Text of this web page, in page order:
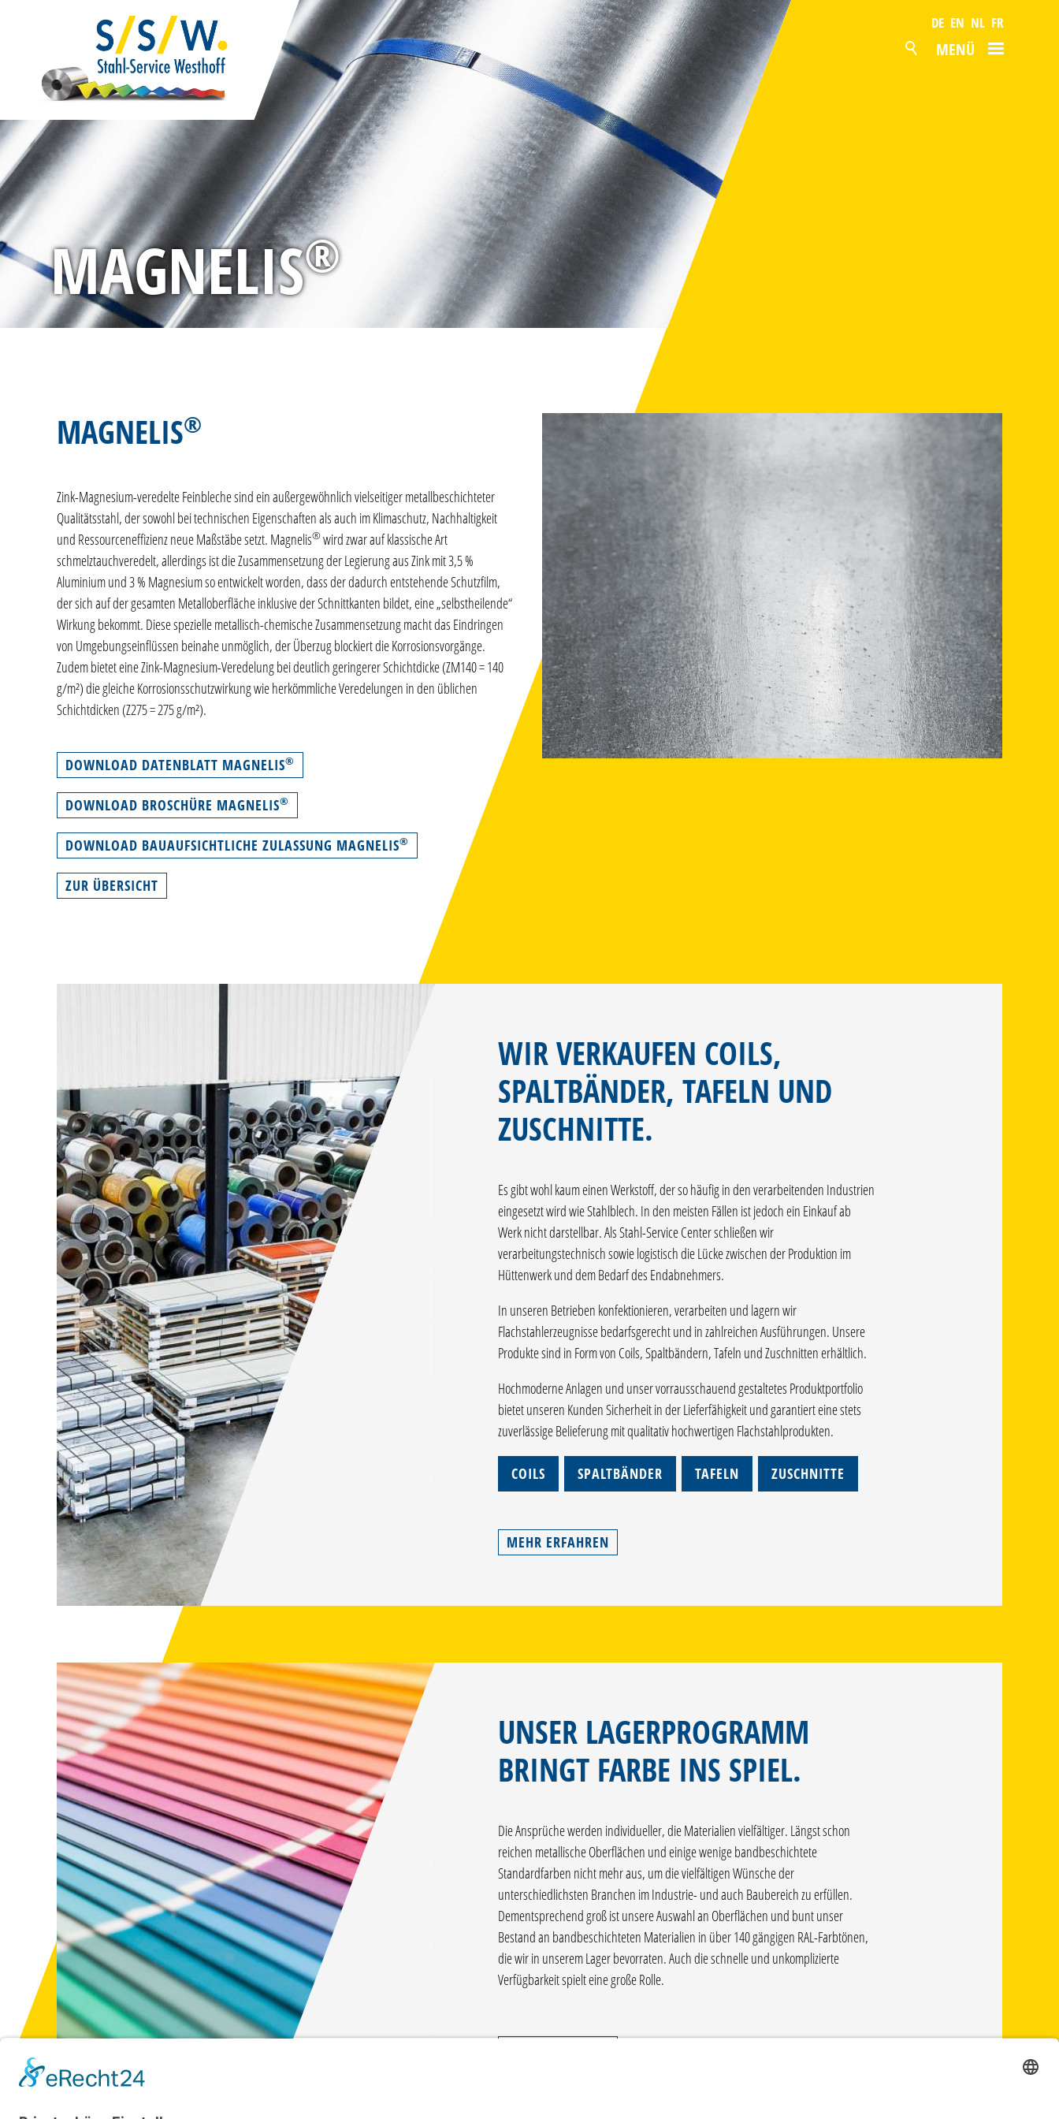
DE EN NL FR
MENÜ
PRODUKTION
NACHHALTIGKEIT
KARRIERE
MAGNELIS®
MAGNELIS®
Zink-Magnesium-veredelte Feinbleche sind ein außergewöhnlich vielseitiger metallbeschichteter
Qualitätsstahl, der sowohl bei technischen Eigenschaften als auch im Klimaschutz, Nachhaltigkeit
und Ressourceneffizienz neue Maßstäbe setzt. Magnelis®wird zwar auf klassische Art
schmelztauchveredelt, allerdings ist die Zusammensetzung der Legierung aus Zink mit 3,5 %
Aluminium und 3 % Magnesium so entwickelt worden, dass der dadurch entstehende Schutzfilm,
der sich auf der gesamten Metalloberfläche inklusive der Schnittkanten bildet, eine „selbstheilende“
Wirkung bekommt. Diese spezielle metallisch-chemische Zusammensetzung macht das Eindringen
von Umgebungseinflüssen beinahe unmöglich, der Überzug blockiert die Korrosionsvorgänge.
Zudem bietet eine Zink-Magnesium-Veredelung bei deutlich geringerer Schichtdicke (ZM140 = 140
g/m²) die gleiche Korrosionsschutzwirkung wie herkömmliche Veredelungen in den üblichen
Schichtdicken (Z275 = 275 g/m²).
DOWNLOAD DATENBLATT MAGNELIS®
DOWNLOAD BROSCHÜRE MAGNELIS®
DOWNLOAD BAUAUFSICHTLICHE ZULASSUNG MAGNELIS®
ZUR ÜBERSICHT
WIR VERKAUFEN COILS,
SPALTBÄNDER, TAFELN UND
ZUSCHNITTE.
Es gibt wohl kaum einen Werkstoff, der so häufig in den verarbeitenden Industrien
eingesetzt wird wie Stahlblech. In den meisten Fällen ist jedoch ein Einkauf ab
Werk nicht darstellbar. Als Stahl-Service Center schließen wir
verarbeitungstechnisch sowie logistisch die Lücke zwischen der Produktion im
Hüttenwerk und dem Bedarf des Endabnehmers.
In unseren Betrieben konfektionieren, verarbeiten und lagern wir
Flachstahlerzeugnisse bedarfsgerecht und in zahlreichen Ausführungen. Unsere
Produkte sind in Form von Coils, Spaltbändern, Tafeln und Zuschnitten erhältlich.
Hochmoderne Anlagen und unser vorrausschauend gestaltetes Produktportfolio
bietet unseren Kunden Sicherheit in der Lieferfähigkeit und garantiert eine stets
zuverlässige Belieferung mit qualitativ hochwertigen Flachstahlprodukten.
COILS SPALTBÄNDER TAFELN ZUSCHNITTE
MEHR ERFAHREN
UNSER LAGERPROGRAMM
BRINGT FARBE INS SPIEL.
Die Ansprüche werden individueller, die Materialien vielfältiger. Längst schon
reichen metallische Oberflächen und einige wenige bandbeschichtete
Standardfarben nicht mehr aus, um die vielfältigen Wünsche der
unterschiedlichsten Branchen im Industrie- und auch Baubereich zu erfüllen.
Dementsprechend groß ist unsere Auswahl an Oberflächen und bunt unser
Bestand an bandbeschichteten Materialien in über 140 gängigen RAL-Farbtönen,
die wir in unserem Lager bevorraten. Auch die schnelle und unkomplizierte
Verfügbarkeit spielt eine große Rolle.